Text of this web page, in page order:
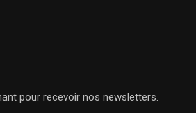
pour recevoir nos newsletters.